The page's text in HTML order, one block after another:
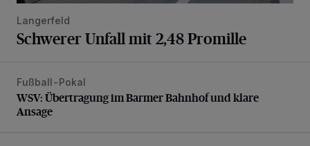
Langerfeld
Schwerer Unfall mit 2,48 Promille
WSV: Übertragung im Barmer Bahnhof und klare Ansage
Fußball-Pokal
WSV: Übertragung im Barmer Bahnhof und klare
Ansage